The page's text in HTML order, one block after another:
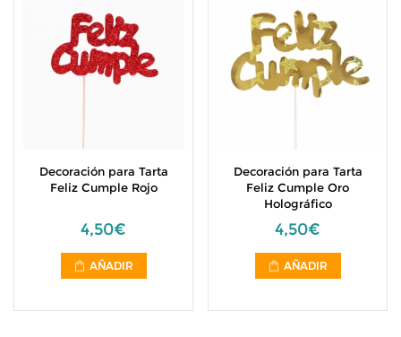
Decoración para Tarta
Feliz Cumple Rojo
4,50€
AÑADIR
Decoración para Tarta
Feliz Cumple Oro
Holográfico
4,50€
AÑADIR